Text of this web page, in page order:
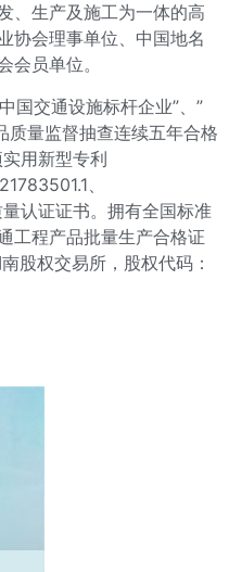
、生产及施工为一体的高
协会理事单位、中国地名
会员单位。
国交通设施标杆企业”、”
质量监督抽查连续五年合格
用新型专利
、
认证证书。拥有全国标准
工程产品批量生产合格证
股权交易所，股权代码：